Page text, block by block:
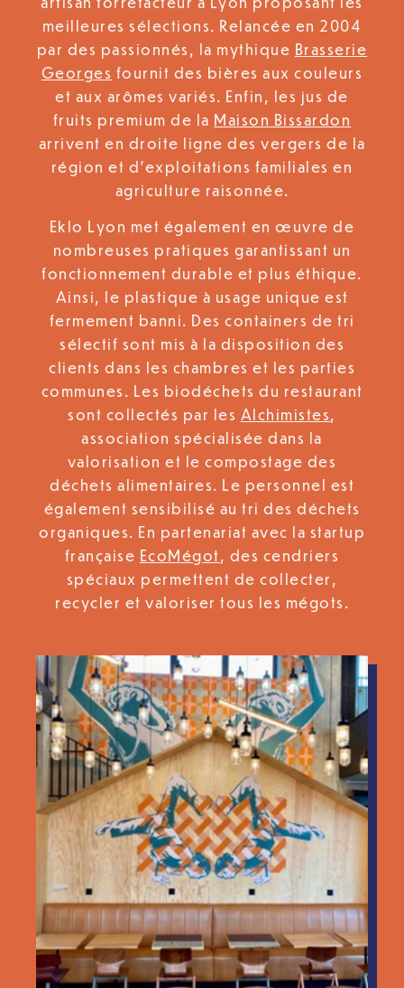
meilleures sélections. Relancée en 2004
par des passionnés, la mythique Brasserie
Georges fournit des bières aux couleurs
et aux arômes variés. Enfin, les jus de
fruits premium de la Maison Bissardon
arrivent en droite ligne des vergers de la
région et d’exploitations familiales en
agriculture raisonnée.
Eklo Lyon met également en œuvre de
nombreuses pratiques garantissant un
fonctionnement durable et plus éthique.
Ainsi, le plastique à usage unique est
fermement banni. Des containers de tri
sélectif sont mis à la disposition des
clients dans les chambres et les parties
communes. Les biodéchets du restaurant
sont collectés par les Alchimistes,
association spécialisée dans la
valorisation et le compostage des
déchets alimentaires. Le personnel est
également sensibilisé au tri des déchets
organiques. En partenariat avec la startup
française EcoMégot, des cendriers
spéciaux permettent de collecter,
recycler et valoriser tous les mégots.